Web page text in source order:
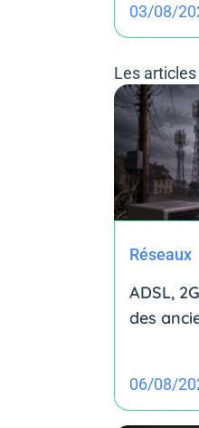
03/08/
Les
Réseaux
ADSL,
des
06/08/